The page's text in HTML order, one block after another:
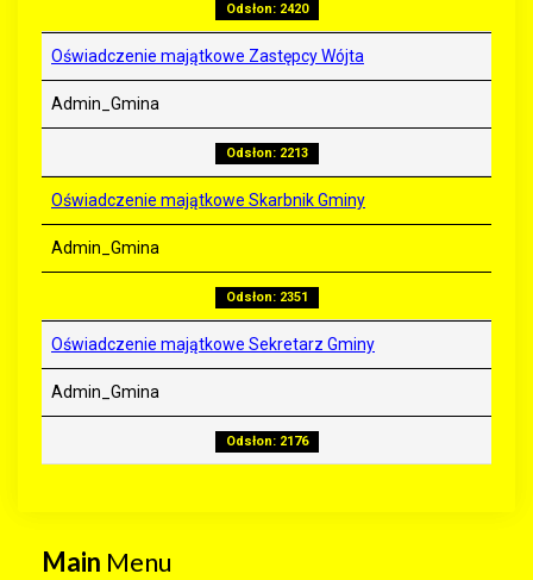
Odsłon: 2420
Oświadczenie majątkowe Zastępcy Wójta
Admin_Gmina
Odsłon: 2213
Oświadczenie majątkowe Skarbnik Gminy
Admin_Gmina
Odsłon: 2351
Oświadczenie majątkowe Sekretarz Gminy
Admin_Gmina
Odsłon: 2176
Main Menu